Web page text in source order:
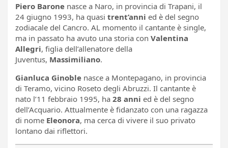
Piero Barone nasce a Naro, in provincia di Trapani, il
24 giugno 1993, ha quasi trent’anni ed è del segno
zodiacale del Cancro. AL momento il cantante è single,
ma in passato ha avuto una storia con Valentina
Allegri, figlia dell’allenatore della
Juventus, Massimiliano.
Gianluca Ginoble nasce a Montepagano, in provincia
di Teramo, vicino Roseto degli Abruzzi. Il cantante è
nato l’11 febbraio 1995, ha 28 anni ed è del segno
dell’Acquario. Attualmente è fidanzato con una ragazza
di nome Eleonora, ma cerca di vivere il suo privato
lontano dai riflettori.